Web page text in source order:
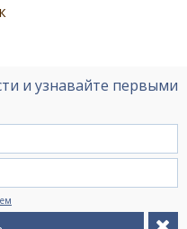
и узнавайте первыми